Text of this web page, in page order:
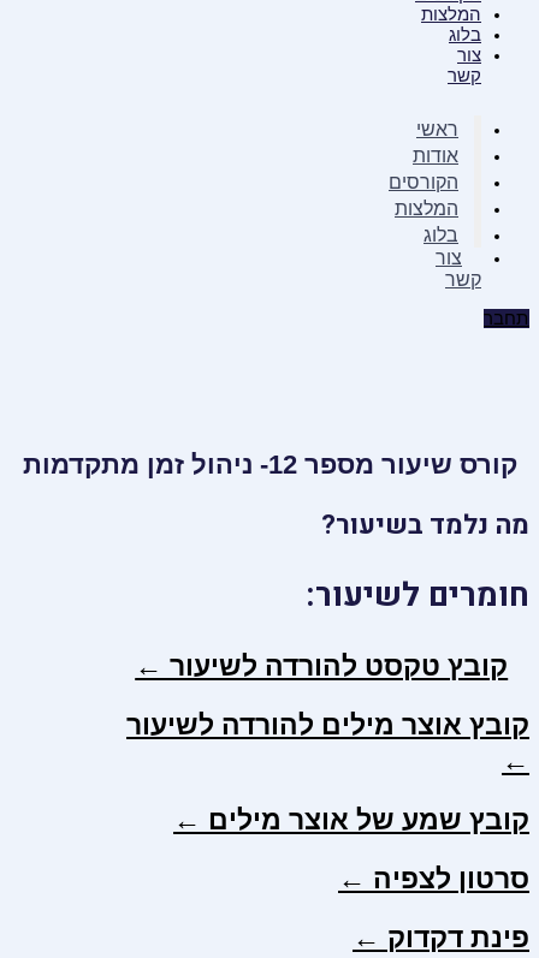
המלצות
בלוג
צור
קשר
ראשי
אודות
הקורסים
המלצות
בלוג
צור
קשר
התחבר
קורס שיעור מספר 12- ניהול זמן מתקדמות
מה נלמד בשיעור?
חומרים לשיעור:
קובץ טקסט להורדה לשיעור ←
קובץ אוצר מילים להורדה לשיעור
←
קובץ שמע של אוצר מילים ←
סרטון לצפיה ←
פינת דקדוק ←